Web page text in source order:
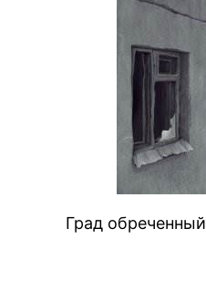
Град обреченный